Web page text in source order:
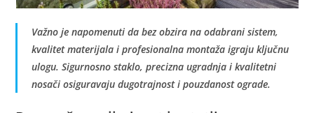
Važno je napomenuti da bez obzira na odabrani sistem,
kvalitet materijala i profesionalna montaža igraju ključnu
ulogu. Sigurnosno staklo, precizna ugradnja i kvalitetni
nosači osiguravaju dugotrajnost i pouzdanost ograde.